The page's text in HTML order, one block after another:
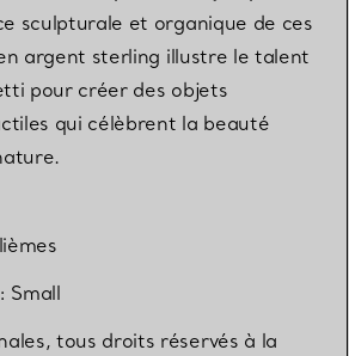
sculpturale et organique de ces
argent sterling illustre le talent
pour créer des objets
qui célèbrent la beauté
Small
tous droits réservés à la